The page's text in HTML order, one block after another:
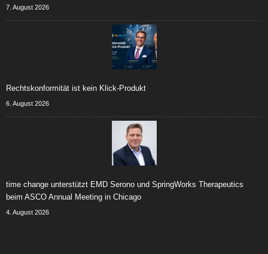
7. August 2026
Rechtskonformität ist kein Klick-Produkt
6. August 2026
time change unterstützt EMD Serono und SpringWorks Therapeutics
beim ASCO Annual Meeting in Chicago
4. August 2026